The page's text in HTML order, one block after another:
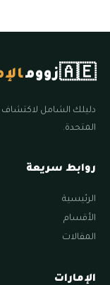
🇦🇪زووم
دليلك الشامل لاكتشاف
المتحدة.
روابط سريعة
الرئيسية
الأقسام
المقالات
الإمارات